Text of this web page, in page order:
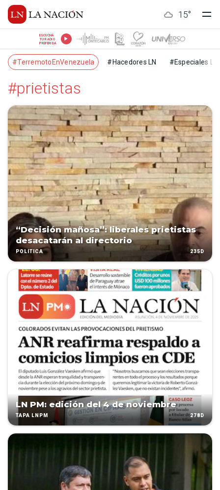
15°
ESCUCHÁ
TU RADIO
PREFERIDA
#TerremotoEnVenezuela #Hacedores LN #Especiales LN
#prietistas
“Decisión mañosa”: liberales prietistas
desacatarán al directorio
POLÍTICA 235D
LN PM: edición del 4 de noviembre
TAPA LNPM 278D